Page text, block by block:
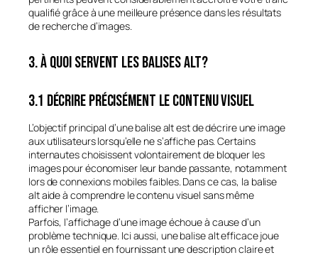
qualifié grâce à une meilleure présence dans les résultats
de recherche d’images.
3. À quoi servent les balises alt?
3.1 Décrire précisément le contenu visuel
L’objectif principal d’une balise alt est de décrire une image
aux utilisateurs lorsqu’elle ne s’affiche pas. Certains
internautes choisissent volontairement de bloquer les
images pour économiser leur bande passante, notamment
lors de connexions mobiles faibles. Dans ce cas, la balise
alt aide à comprendre le contenu visuel sans même
afficher l’image.
Parfois, l’affichage d’une image échoue à cause d’un
problème technique. Ici aussi, une balise alt efficace joue
un rôle essentiel en fournissant une description claire et